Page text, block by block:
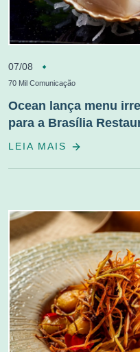
07/08
70 Mil Comunicação
Ocean lança menu
para a Brasília
LEIA MAIS